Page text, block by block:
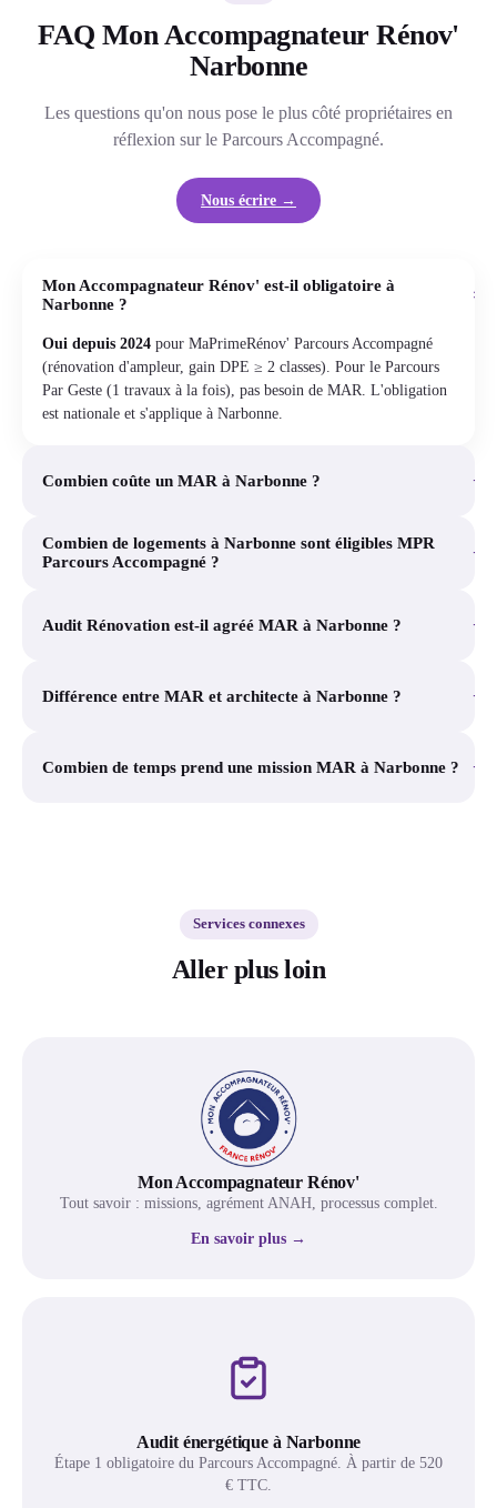
FAQ Mon Accompagnateur Rénov'
Narbonne
Les questions qu'on nous pose le plus côté propriétaires en
réflexion sur le Parcours Accompagné.
Nous écrire →
Mon Accompagnateur Rénov' est-il obligatoire à
Narbonne ?
+
Oui depuis 2024 pour MaPrimeRénov' Parcours Accompagné
(rénovation d'ampleur, gain DPE ≥ 2 classes). Pour le Parcours
Par Geste (1 travaux à la fois), pas besoin de MAR. L'obligation
est nationale et s'applique à Narbonne.
Combien coûte un MAR à Narbonne ? +
Combien de logements à Narbonne sont éligibles MPR
Parcours Accompagné ?
+
Audit Rénovation est-il agréé MAR à Narbonne ? +
Différence entre MAR et architecte à Narbonne ? +
Combien de temps prend une mission MAR à Narbonne ? +
Services connexes
Aller plus loin
Mon Accompagnateur Rénov'
Tout savoir : missions, agrément ANAH, processus complet.
En savoir plus →
Audit énergétique à Narbonne
Étape 1 obligatoire du Parcours Accompagné. À partir de 520
€ TTC.